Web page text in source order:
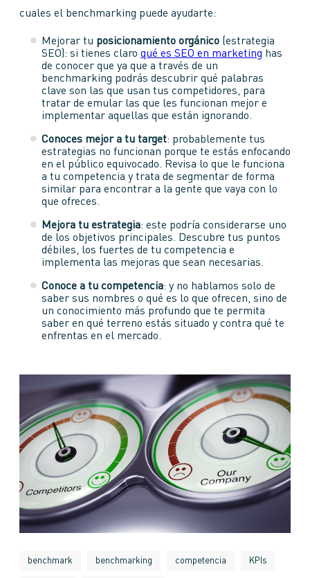
cuales el benchmarking puede ayudarte:
Mejorar tu posicionamiento orgánico (estrategia
SEO): si tienes claro qué es SEO en marketing has
de conocer que ya que a través de un
benchmarking podrás descubrir qué palabras
clave son las que usan tus competidores, para
tratar de emular las que les funcionan mejor e
implementar aquellas que están ignorando.
Conoces mejor a tu target: probablemente tus
estrategias no funcionan porque te estás enfocando
en el público equivocado. Revisa lo que le funciona
a tu competencia y trata de segmentar de forma
similar para encontrar a la gente que vaya con lo
que ofreces.
Mejora tu estrategia: este podría considerarse uno
de los objetivos principales. Descubre tus puntos
débiles, los fuertes de tu competencia e
implementa las mejoras que sean necesarias.
Conoce a tu competencia: y no hablamos solo de
saber sus nombres o qué es lo que ofrecen, sino de
un conocimiento más profundo que te permita
saber en qué terreno estás situado y contra qué te
enfrentas en el mercado.
benchmark benchmarking competencia KPIs